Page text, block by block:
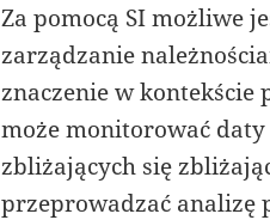
Za pomocą SI możliwe
zarządzanie
znaczenie w kontekście
może monitorować
zbliżających się
przeprowadzać analizę